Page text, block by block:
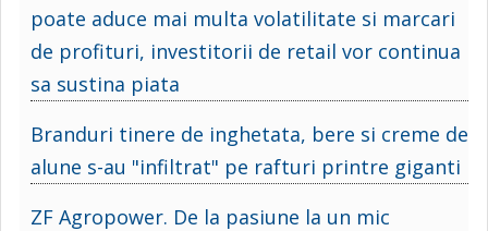
poate aduce mai multa volatilitate si marcari
de profituri, investitorii de retail vor continua
sa sustina piata
Branduri tinere de inghetata, bere si creme de
alune s-au "infiltrat" pe rafturi printre giganti
ZF Agropower. De la pasiune la un mic